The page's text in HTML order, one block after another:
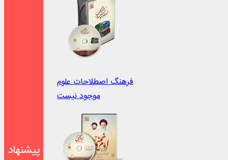
پیشنهاد
فرهنگ اصطلاحات علوم
موجود نیست